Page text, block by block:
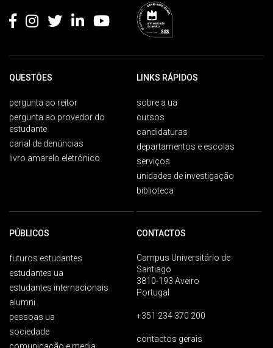
QUESTÕES
pergunta ao reitor
pergunta ao provedor do
estudante
canal de denúncias
livro amarelo eletrónico
LINKS RÁPIDOS
sobre a ua
cursos
candidaturas
departamentos e escolas
serviços
unidades de investigação
biblioteca
PÚBLICOS
futuros estudantes
estudantes ua
estudantes internacionais
alumni
pessoas ua
sociedade
CONTACTOS
Campus Universitário de
Santiago
3810-193 Aveiro
Portugal
+351 234 370 200
contactos gerais